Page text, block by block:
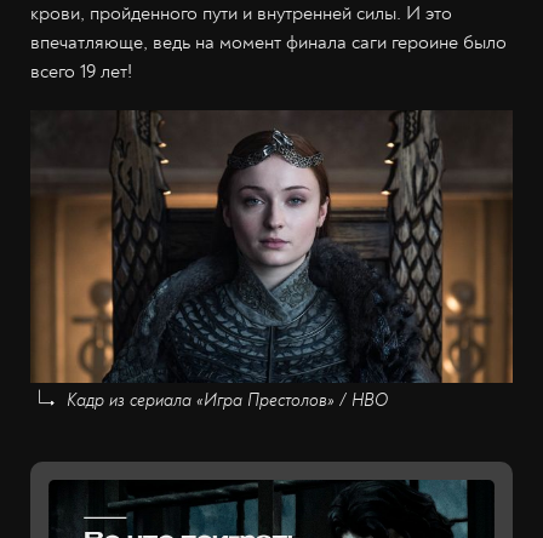
крови, пройденного пути и внутренней силы. И это
впечатляюще, ведь на момент финала саги героине было
всего 19 лет!
Кадр из сериала «Игра Престолов» / HBO